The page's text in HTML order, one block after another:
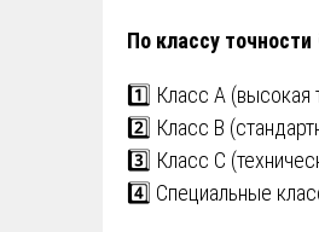
По классу точности
1️⃣ Класс A (высокая
2️⃣ Класс B
3️⃣ Класс C
4️⃣ Специальные